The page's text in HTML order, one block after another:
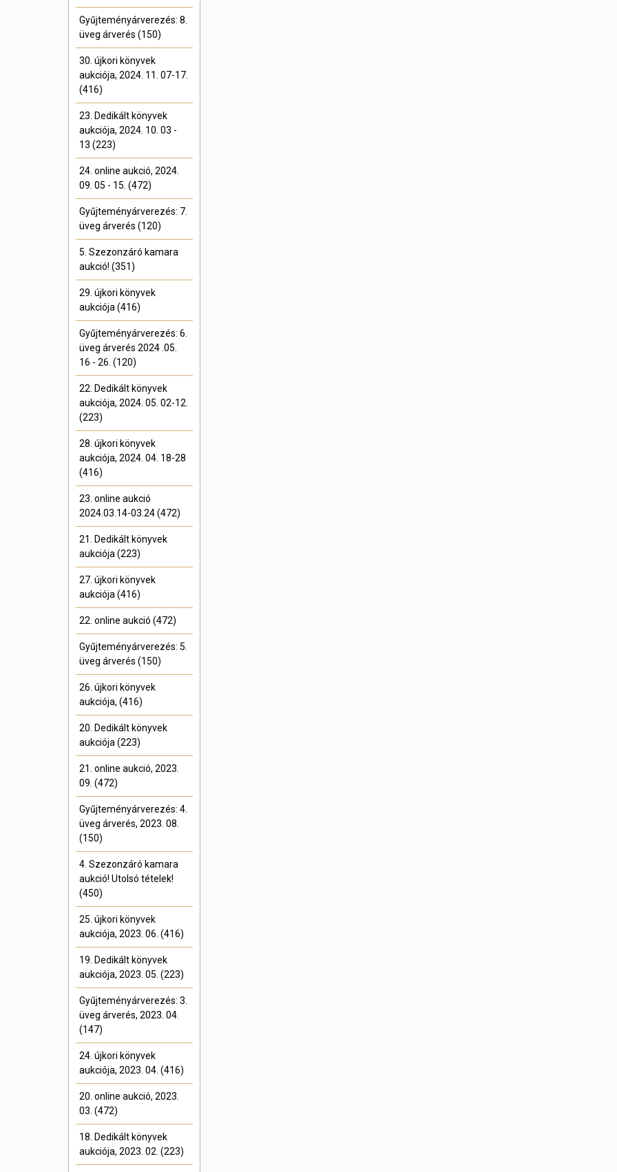
Gyűjteményárverezés: 8.
üveg árverés (150)
30. újkori könyvek
aukciója, 2024. 11. 07-17.
(416)
23. Dedikált könyvek
aukciója, 2024. 10. 03 -
13 (223)
24. online aukció, 2024.
09. 05 - 15. (472)
Gyűjteményárverezés: 7.
üveg árverés (120)
5. Szezonzáró kamara
aukció! (351)
29. újkori könyvek
aukciója (416)
Gyűjteményárverezés: 6.
üveg árverés 2024 .05.
16 - 26. (120)
22. Dedikált könyvek
aukciója, 2024. 05. 02-12.
(223)
28. újkori könyvek
aukciója, 2024. 04. 18-28
(416)
23. online aukció
2024.03.14-03.24 (472)
21. Dedikált könyvek
aukciója (223)
27. újkori könyvek
aukciója (416)
22. online aukció (472)
Gyűjteményárverezés: 5.
üveg árverés (150)
26. újkori könyvek
aukciója, (416)
20. Dedikált könyvek
aukciója (223)
21. online aukció, 2023.
09. (472)
Gyűjteményárverezés: 4.
üveg árverés, 2023. 08.
(150)
4. Szezonzáró kamara
aukció! Utolsó tételek!
(450)
25. újkori könyvek
aukciója, 2023. 06. (416)
19. Dedikált könyvek
aukciója, 2023. 05. (223)
Gyűjteményárverezés: 3.
üveg árverés, 2023. 04.
(147)
24. újkori könyvek
aukciója, 2023. 04. (416)
20. online aukció, 2023.
03. (472)
18. Dedikált könyvek
aukciója, 2023. 02. (223)